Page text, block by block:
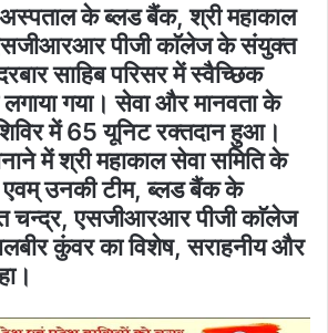
अस्पताल के ब्लड बैंक, श्री महाकाल
पीजी काॅलेज के संयुक्त
साहिब परिसर में स्वैच्छिक
लगाया गया। सेवा और मानवता के
में 65 यूनिट रक्तदान हुआ।
में श्री महाकाल सेवा समिति के
एवम् उनकी टीम, ब्लड बैंक के
चन्द्र, एसजीआरआर पीजी काॅलेज
कुंवर का विशेष, सराहनीय और